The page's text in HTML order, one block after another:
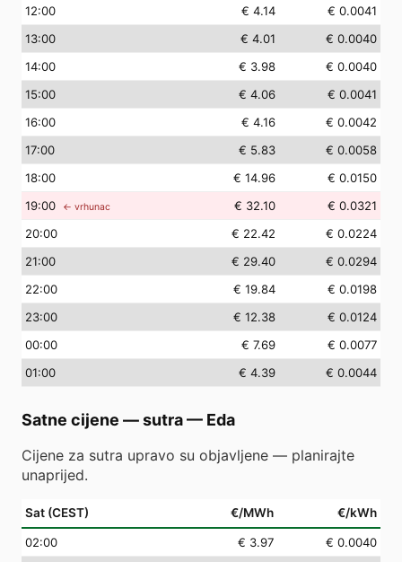
12:00 € 4.14
€ 0.0041
13:00 € 4.01
€ 0.0040
14:00 € 3.98
€ 0.0040
15:00 € 4.06
€ 0.0041
16:00 € 4.16
€ 0.0042
17:00 € 5.83
€ 0.0058
18:00 € 14.96
€ 0.0150
19:00 ← vrhunac € 32.10
€ 0.0321
20:00 € 22.42
€ 0.0224
21:00 € 29.40
€ 0.0294
22:00 € 19.84
€ 0.0198
23:00 € 12.38
€ 0.0124
00:00 € 7.69
€ 0.0077
01:00 € 4.39 € 0.0044
Satne cijene — sutra— Eda
Cijene za sutra upravo su objavljene — planirajte
unaprijed.
Sat (CEST) €/MWh €/kWh
02:00 € 3.97
€ 0.0040